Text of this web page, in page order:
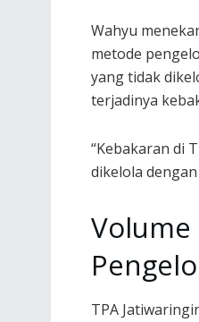
Wahyu
metode
yang tidak
terjadinya
“Kebakaran di
dikelola
Volume
TPA